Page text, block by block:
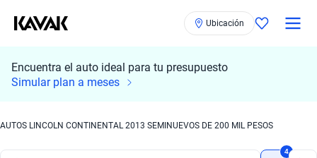
Ubicación
Encuentra el auto ideal para tu presupuesto
Simular plan a meses
AUTOS LINCOLN CONTINENTAL 2013 SEMINUEVOS DE 200 MIL PESOS
Busca por marca
4